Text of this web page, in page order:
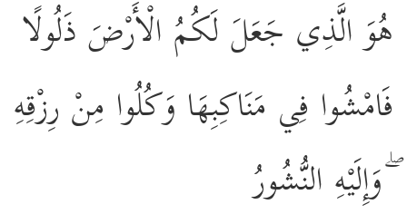
هُوَ الَّذِي جَعَلَ لَكُمُ الْأَرْضَ ذَلُولًا
فَامْشُوا فِي مَنَاكِبِهَا وَكُلُوا مِنْ رِزْقِهِ
ۖ وَإِلَيْهِ النُّشُورُ